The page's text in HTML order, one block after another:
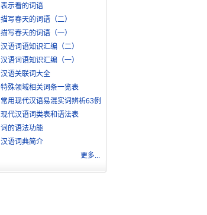
表示看的词语
描写春天的词语（二）
描写春天的词语（一）
汉语词语知识汇编（二）
汉语词语知识汇编（一）
汉语关联词大全
特殊领域相关词条一览表
常用现代汉语易混实词辨析63例
现代汉语词类表和语法表
词的语法功能
汉语词典简介
更多...